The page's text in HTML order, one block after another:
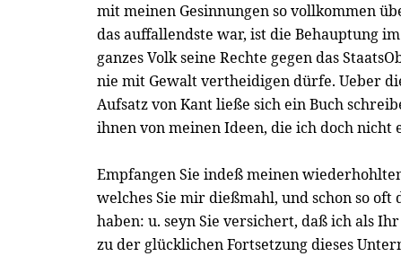
mit meinen Gesinnungen so vollkommen
das auffallendste war, ist die Behauptung
ganzes Volk seine Rechte gegen das
nie mit Gewalt vertheidigen dürfe. Ueber
Aufsatz von Kant ließe sich ein Buch
ihnen von meinen Ideen, die ich doch
Empfangen Sie indeß meinen
welches Sie mir dießmahl, und schon so
haben: u. seyn Sie versichert, daß ich als
zu der glücklichen Fortsetzung dieses